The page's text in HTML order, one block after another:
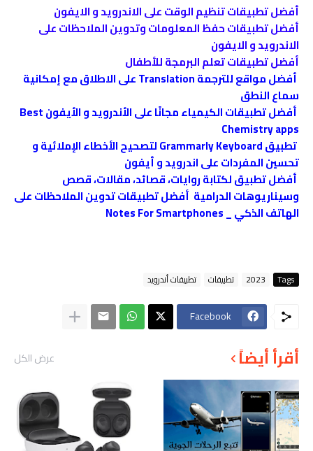
أفضل تطبيقات تنظيم الوقت على الاندرويد و الايفون
أفضل تطبيقات حفظ المعلومات وتدوين الملاحظات على
الاندرويد و الايفون
أفضل تطبيقات تعلم البرمجة للأطفال
أفضل مواقع للترجمة Translation على الاطلاق مع إمكانية
سماع النطق
أفضل تطبيقات ‏الكيمياء مجانًا على الأندرويد و الأيفون Best
Chemistry apps
تطبيق Grammarly Keyboard لتصحيح الأخطاء الإملائية و
تحسين المفردات على اندرويد و أيفون
أفضل تطبيق لكتابة روايات، قصائد، مقالات، قصص
وسيناريوهات الدرامية أفضل تطبيقات تدوين الملاحظات على
الهاتف الذكي _ Notes For Smartphones
Tags
2023 تطبيقات تطبيقات أندرويد
Facebook
أقرأ أيضاً عرض الكل